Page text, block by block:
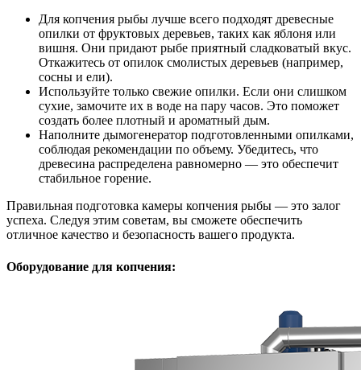
Для копчения рыбы лучше всего подходят древесные
опилки от фруктовых деревьев, таких как яблоня или
вишня. Они придают рыбе приятный сладковатый вкус.
Откажитесь от опилок смолистых деревьев (например,
сосны и ели).
Используйте только свежие опилки. Если они слишком
сухие, замочите их в воде на пару часов. Это поможет
создать более плотный и ароматный дым.
Наполните дымогенератор подготовленными опилками,
соблюдая рекомендации по объему. Убедитесь, что
древесина распределена равномерно — это обеспечит
стабильное горение.
Правильная подготовка камеры копчения рыбы — это залог
успеха. Следуя этим советам, вы сможете обеспечить
отличное качество и безопасность вашего продукта.
Оборудование для копчения: